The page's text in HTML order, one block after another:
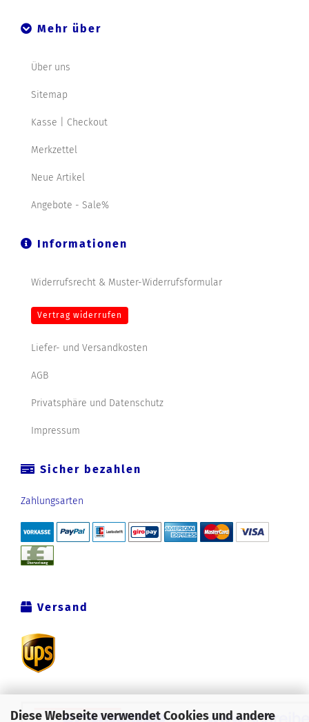
Diese Webseite verwendet Cookies und andere
Mehr über
Über uns
Sitemap
Kasse | Checkout
Merkzettel
Neue Artikel
Angebote - Sale%
Informationen
Widerrufsrecht & Muster-Widerrufsformular
Vertrag widerrufen
Liefer- und Versandkosten
AGB
Privatsphäre und Datenschutz
Impressum
Sicher bezahlen
Zahlungsarten
Versand